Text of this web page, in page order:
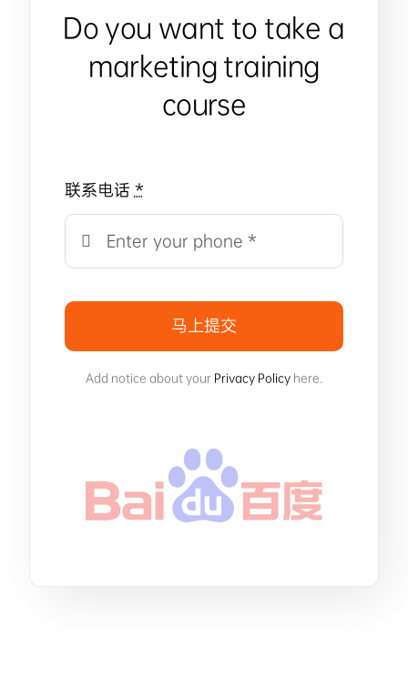
Do you want to take a
marketing training
course
联系电话*
马上提交
Add notice about your Privacy Policy here.